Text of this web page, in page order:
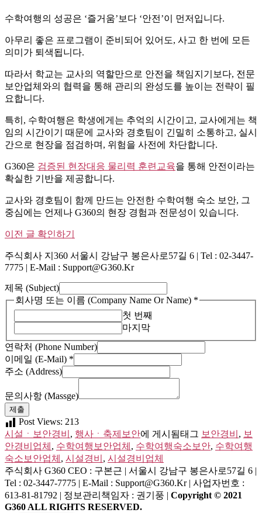
수학여행의 성공은 ‘즐거움’보다 ‘안전’이 먼저입니다.
아무리 좋은 프로그램이 준비되어 있어도, 사고 한 번에 모든
의미가 퇴색됩니다.
따라서 학교는 교사의 역할만으로 안전을 책임지기보다, 전문
보안업체와의 협력을 통해 관리의 완성도를 높이는 전략이 필
요합니다.
특히, 수학여행은 학생에게는 추억의 시간이고, 교사에게는 책
임의 시간이기 때문에 교사와 경호팀이 긴밀히 소통하고, 실시
간으로 현장을 점검하며, 위험을 사전에 차단합니다.
G360은 검증된 현장대응 물리력 훈련교육을 통해 안전이라는
확실한 기반을 제공합니다.
교사와 경호팀이 함께 만드는 안전한 수학여행 숙소 보안, 그
중심에는 언제나 G360의 현장 경험과 전문성이 있습니다.
이전 글 확인하기
주식회사 지360 서울시 강남구 봉은사로57길 6 | Tel : 02-3447-
7775 | E-Mail : Support@g360.kr
(Address)
(Company
제목 (Subject)
회사명 또는 이름 (Company Name Or Name) *
첫 번째
마지막
연락처 (Phone Number)
이메일 (E-Mail) *
주소 (Address)
문의사항 (Massge)
제출
Post Views: 213
시설ㆍ보안경비 , 행사ㆍ축제보안에 게시됨태그 보안경비 , 보
안경비업체 , 수학여행보안업체 , 수학여행숙소보안, 수학여행
숙소보안업체 , 시설경비 , 시설경비업체
주식회사 G360 CEO : 구본근 | 서울시 강남구 봉은사로57길 6 |
Tel : 02-3447-7775 | E-Mail : Support@g360.kr | 사업자번호 :
613-81-81792 | 정보관리책임자 : 권기풍 | Copyright © 2021
G360 ALL RIGHTS RESERVED.